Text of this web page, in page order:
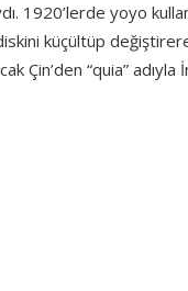
1920’lerde yoyo
küçültüp
Çin’den “quia” adıyla